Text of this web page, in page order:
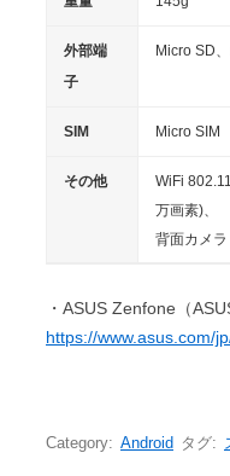
外部端
子
Micro SD
SIM Micro SIM
その他
WiFi
万画素)、
背面カメ
・ASUS Zenfone（
https://www.asus.com/
Category: Android タグ: